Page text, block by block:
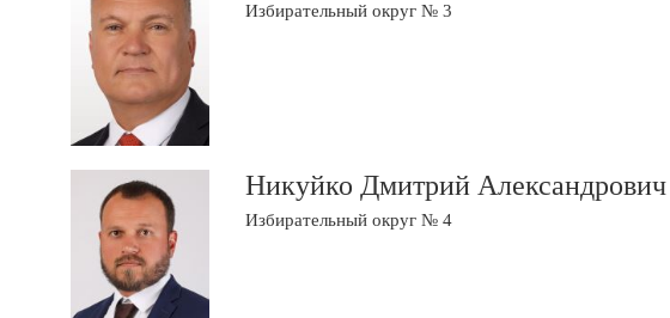
Избирательный округ № 3
Никуйко Дмитрий Александрович
Избирательный округ № 4